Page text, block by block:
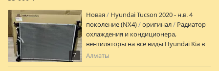
7
Новая
Hyundai Tucson 2020 - н.в. 4
поколение (NX4)
оригинал
Радиатор
охлаждения и кондиционера,
вентиляторы на все виды Hyundai Kia в
наличии и на заказ! Цены и в наличии
Алматы